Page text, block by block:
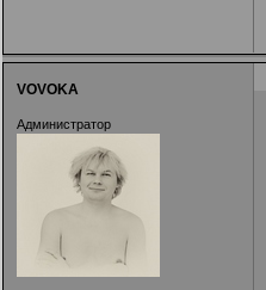
VOVOKA
Администратор